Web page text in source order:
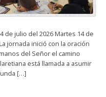
de julio del 2026 Martes 14 de
jornada inició con la oración
del Señor el camino
está llamada a asumir
[…]